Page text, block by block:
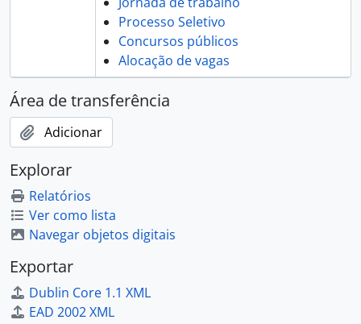
Processo Seletivo
Concursos públicos
Alocação de vagas
Área de transferência
Adicionar
Explorar
Relatórios
Ver como lista
Navegar objetos digitais
Exportar
Dublin Core 1.1 XML
EAD 2002 XML